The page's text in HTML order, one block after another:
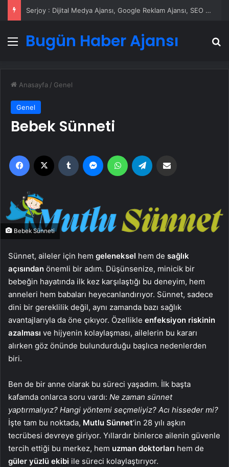
Serjoy : Dijital Medya Ajansı, Google Reklam Ajansı, SEO Ajansı ve Web Tasarım Ajansı
Menü
Bugün Haber Ajansı
Anasayfa / Genel
Genel
Bebek Sünneti
Facebook Tumblr MessengerWhatsApp
Bebek Sünneti
Sünnet, aileler için hem geleneksel hem de sağlık
açısından önemli bir adım. Düşünsenize, minicik bir
bebeğin hayatında ilk kez karşılaştığı bu deneyim, hem
anneleri hem babaları heyecanlandırıyor. Sünnet, sadece
dini bir gereklilik değil, aynı zamanda bazı sağlık
avantajlarıyla da öne çıkıyor. Özellikle enfeksiyon riskinin
azalması ve hijyenin kolaylaşması, ailelerin bu kararı
alırken göz önünde bulundurduğu başlıca nedenlerden
biri.
Ben de bir anne olarak bu süreci yaşadım. İlk başta
kafamda onlarca soru vardı: Ne zaman sünnet
yaptırmalıyız? Hangi yöntemi seçmeliyiz? Acı hisseder mi?
İşte tam bu noktada, Mutlu Sünnet’in 28 yılı aşkın
tecrübesi devreye giriyor. Yıllardır binlerce ailenin güvenle
tercih ettiği bu merkez, hem uzman doktorları hem de
güler yüzlü ekibi ile süreci kolaylaştırıyor.